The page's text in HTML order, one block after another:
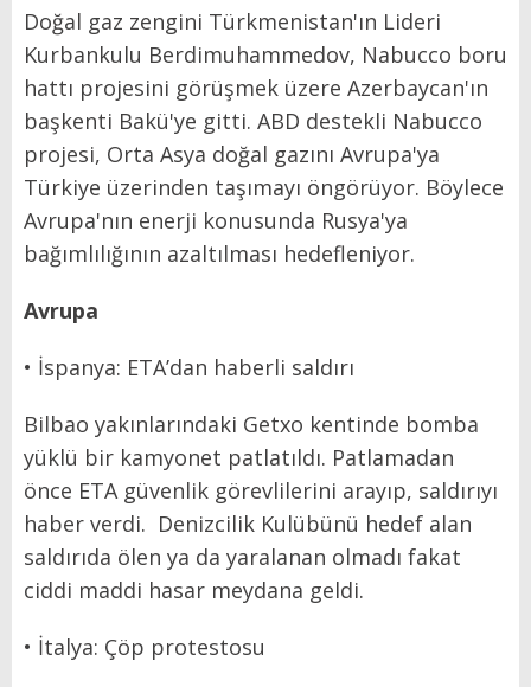
Doğal gaz zengini Türkmenistan'ın Lideri
Kurbankulu Berdimuhammedov, Nabucco boru
hattı projesini görüşmek üzere Azerbaycan'ın
başkenti Bakü'ye gitti. ABD destekli Nabucco
projesi, Orta Asya doğal gazını Avrupa'ya
Türkiye üzerinden taşımayı öngörüyor. Böylece
Avrupa'nın enerji konusunda Rusya'ya
bağımlılığının azaltılması hedefleniyor.
Avrupa
• İspanya: ETA’dan haberli saldırı
Bilbao yakınlarındaki Getxo kentinde bomba
yüklü bir kamyonet patlatıldı. Patlamadan
önce ETA güvenlik görevlilerini arayıp, saldırıyı
haber verdi. Denizcilik Kulübünü hedef alan
saldırıda ölen ya da yaralanan olmadı fakat
ciddi maddi hasar meydana geldi.
• İtalya: Çöp protestosu